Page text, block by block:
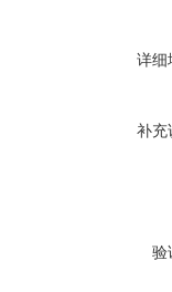
详细
补充
验